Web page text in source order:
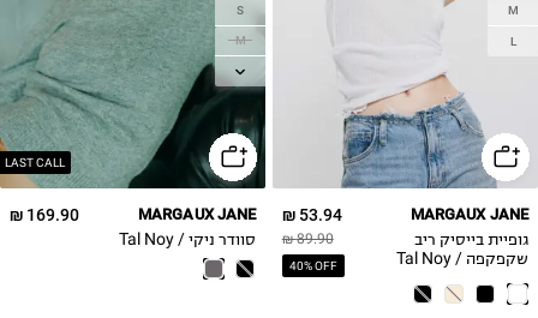
M
L
53.94 ₪
89.90 ₪
40% OFF
MARGAUX JANE
גופיית בייסיק ריב
שקפקפה / Tal Noy
LAST CALL
S
M
L
169.90 ₪ MARGAUX JANE
סוודר ניקי / Tal Noy